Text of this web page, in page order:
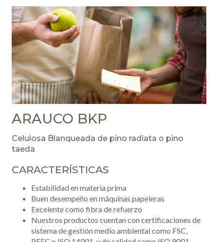
ARAUCO BKP
Celulosa Blanqueada de pino radiata o pino
taeda
CARACTERÍSTICAS
Estabilidad en materia prima
Buen desempeño en máquinas papeleras
Excelente como fibra de refuerzo
Nuestros productos cuentan con certificaciones de
sistema de gestión medio ambiental como FSC,